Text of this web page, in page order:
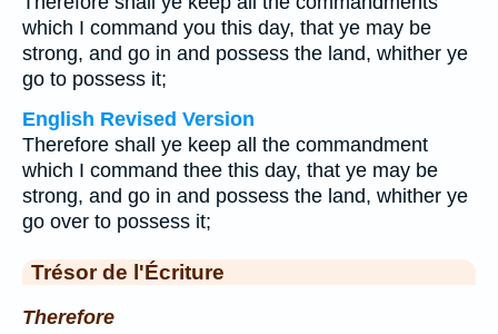
which I command you this day, that ye may be
strong, and go in and possess the land, whither ye
go to possess it;
English Revised Version
Therefore shall ye keep all the commandment
which I command thee this day, that ye may be
strong, and go in and possess the land, whither ye
go over to possess it;
Trésor de l'Écriture
Therefore